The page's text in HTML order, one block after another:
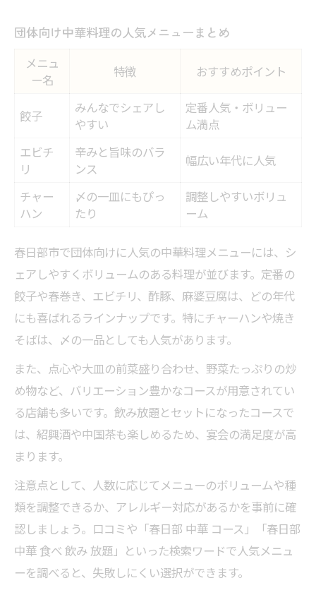
団体向け中華料理の人気メニューまとめ
メニュ
ー名
特徴 おすすめポイント
餃子
みんなでシェアし
やすい
定番人気・ボリュー
ム満点
エビチ
リ
辛みと旨味のバラ
ンス
幅広い年代に人気
チャー
ハン
〆の一皿にもぴっ
たり
調整しやすいボリュ
ーム
春日部市で団体向けに人気の中華料理メニューには、シ
ェアしやすくボリュームのある料理が並びます。定番の
餃子や春巻き、エビチリ、酢豚、麻婆豆腐は、どの年代
にも喜ばれるラインナップです。特にチャーハンや焼き
そばは、〆の一品としても人気があります。
また、点心や大皿の前菜盛り合わせ、野菜たっぷりの炒
め物など、バリエーション豊かなコースが用意されてい
る店舗も多いです。飲み放題とセットになったコースで
は、紹興酒や中国茶も楽しめるため、宴会の満足度が高
まります。
注意点として、人数に応じてメニューのボリュームや種
類を調整できるか、アレルギー対応があるかを事前に確
認しましょう。口コミや「春日部 中華 コース」「春日部
中華 食べ 飲み 放題」といった検索ワードで人気メニュ
ーを調べると、失敗しにくい選択ができます。